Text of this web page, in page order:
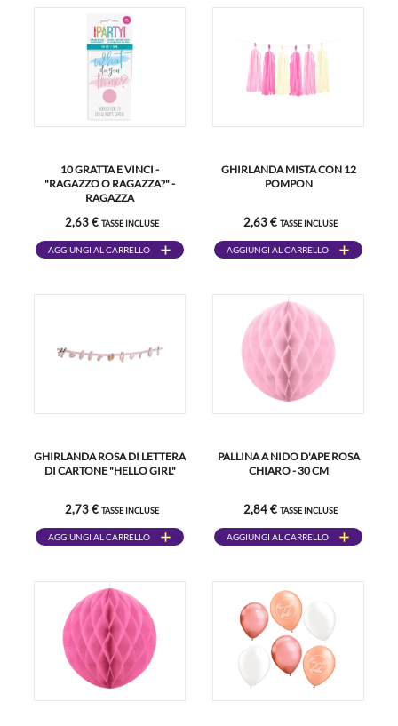
10 GRATTA E VINCI -
"RAGAZZO O RAGAZZA?" -
RAGAZZA
2,63 € TASSE INCLUSE
AGGIUNGI AL CARRELLO
GHIRLANDA MISTA CON 12
POMPON
2,63 € TASSE INCLUSE
AGGIUNGI AL CARRELLO
GHIRLANDA ROSA DI LETTERA
DI CARTONE "HELLO GIRL"
2,73 € TASSE INCLUSE
AGGIUNGI AL CARRELLO
PALLINA A NIDO D'APE ROSA
CHIARO - 30 CM
2,84 € TASSE INCLUSE
AGGIUNGI AL CARRELLO